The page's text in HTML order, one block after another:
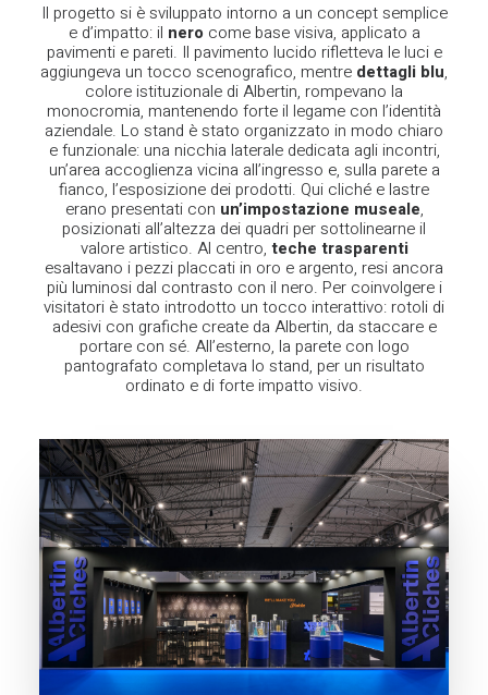
Il progetto si è sviluppato intorno a un concept semplice
e d’impatto: il nero come base visiva, applicato a
pavimenti e pareti. Il pavimento lucido rifletteva le luci e
aggiungeva un tocco scenografico, mentre dettagli blu,
colore istituzionale di Albertin, rompevano la
monocromia, mantenendo forte il legame con l’identità
aziendale. Lo stand è stato organizzato in modo chiaro
e funzionale: una nicchia laterale dedicata agli incontri,
un’area accoglienza vicina all’ingresso e, sulla parete a
fianco, l’esposizione dei prodotti. Qui cliché e lastre
erano presentati con un’impostazione museale,
posizionati all’altezza dei quadri per sottolinearne il
valore artistico. Al centro, teche trasparenti
esaltavano i pezzi placcati in oro e argento, resi ancora
più luminosi dal contrasto con il nero. Per coinvolgere i
visitatori è stato introdotto un tocco interattivo: rotoli di
adesivi con grafiche create da Albertin, da staccare e
portare con sé. All’esterno, la parete con logo
pantografato completava lo stand, per un risultato
ordinato e di forte impatto visivo.